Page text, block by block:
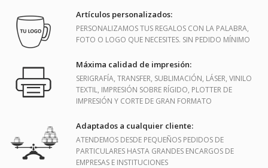
Artículos personalizados:
PERSONALIZAMOS TUS REGALOS CON LA PALABRA,
FOTO O LOGO QUE NECESITES. SIN PEDIDO MÍNIMO
Máxima calidad de impresión:
SERIGRAFÍA, TRANSFER, SUBLIMACIÓN, LÁSER, VINILO
TEXTIL, IMPRESIÓN SOBRE RÍGIDO, PLOTTER DE
IMPRESIÓN Y CORTE DE GRAN FORMATO
Adaptados a cualquier cliente:
ATENDEMOS DESDE PEQUEÑOS PEDIDOS DE
PARTICULARES HASTA GRANDES ENCARGOS DE
EMPRESAS E INSTITUCIONES